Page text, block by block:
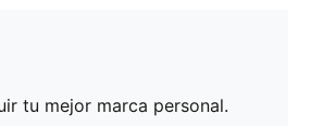
tu mejor marca personal.